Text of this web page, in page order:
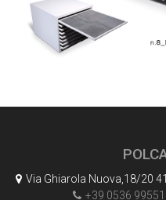
Via Ghiarola Nuova,18/20
+39 0536